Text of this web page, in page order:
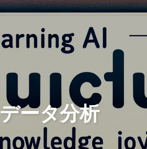
検索 ホーム アーカイブ
データ分析